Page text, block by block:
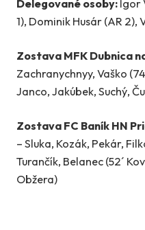
Delegované osoby: Igor
1), Dominik Husár (AR 2),
Zostava MFK Dubnica
Zachranychnyy, Vaško
Janco, Jakúbek, Suchý,
Zostava FC Baník HN
– Sluka, Kozák, Pekár,
Turančík, Belanec (52´
Obžera)